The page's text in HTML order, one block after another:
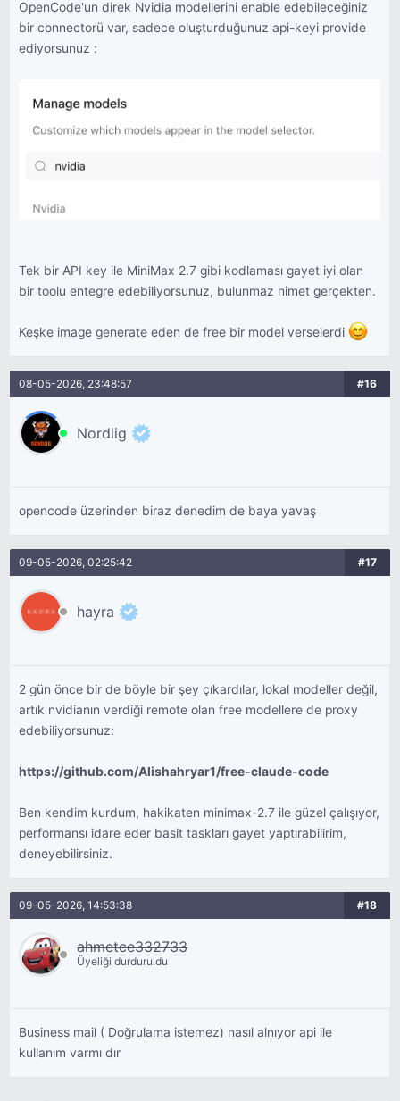
OpenCode'un direk Nvidia modellerini enable edebileceğiniz
bir connectorü var, sadece oluşturduğunuz api-keyi provide
ediyorsunuz :
Tek bir API key ile MiniMax 2.7 gibi kodlaması gayet iyi olan
bir toolu entegre edebiliyorsunuz, bulunmaz nimet gerçekten.
Keşke image generate eden de free bir model verselerdi
08-05-2026, 23:48:57 #16
Nordlig
opencode üzerinden biraz denedim de baya yavaş
09-05-2026, 02:25:42 #17
hayra
2 gün önce bir de böyle bir şey çıkardılar, lokal modeller değil,
artık nvidianın verdiği remote olan free modellere de proxy
edebiliyorsunuz:
https://github.com/Alishahryar1/free-claude-code
Ben kendim kurdum, hakikaten minimax-2.7 ile güzel çalışıyor,
performansı idare eder basit taskları gayet yaptırabilirim,
deneyebilirsiniz.
09-05-2026, 14:53:38 #18
ahmetce332733
Üyeliği durduruldu
Business mail ( Doğrulama istemez) nasıl alnıyor api ile
kullanım varmı dır